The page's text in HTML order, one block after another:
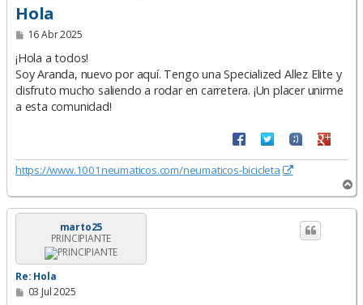
Hola
M
n
a
j
e
16 Abr 2025
¡Hola a todos!
Soy Aranda, nuevo por aquí. Tengo una Specialized Allez Elite y
disfruto mucho saliendo a rodar en carretera. ¡Un placer unirme
a esta comunidad!
https://www.1001neumaticos.com/neumaticos-bicicleta
r
r
marto25
PRINCIPIANTE
Re: Hola
M
03 Jul 2025